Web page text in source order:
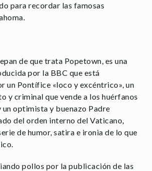
para recordar las famosas
de que trata Popetown, es una
por la BBC que está
un Pontífice «loco y excéntrico», un
y criminal que vende a los huérfanos
un optimista y buenazo Padre
del orden interno del Vaticano,
de humor, satira e ironia de lo que
pollos por la publicación de las